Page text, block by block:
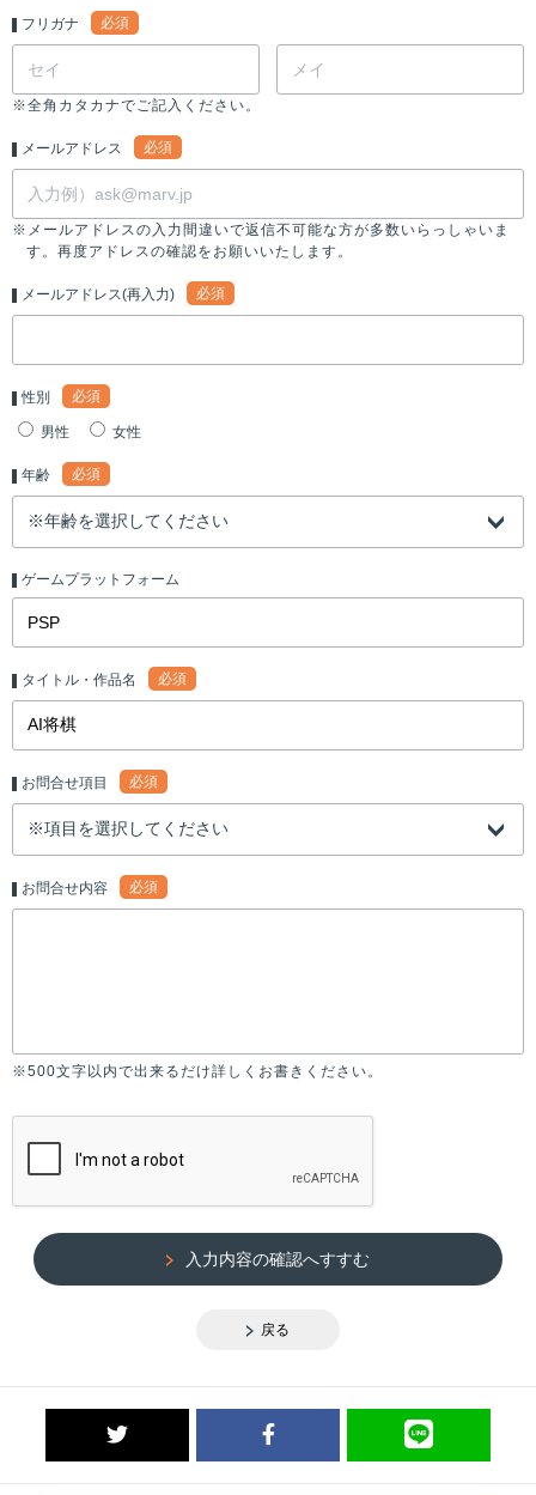
フリガナ 必須
※全角カタカナでご記入ください。
メールアドレス 必須
※メールアドレスの入力間違いで返信不可能な方が多数いらっしゃいま
す。再度アドレスの確認をお願いいたします。
メールアドレス(再入力) 必須
性別 必須
男性 女性
年齢 必須
ゲームプラットフォーム
タイトル・作品名 必須
お問合せ項目 必須
お問合せ内容 必須
※500文字以内で出来るだけ詳しくお書きください。
戻る
入力内容の確認へすすむ